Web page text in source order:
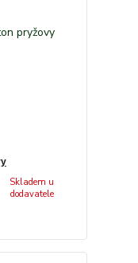
Skladem u
dodavatele